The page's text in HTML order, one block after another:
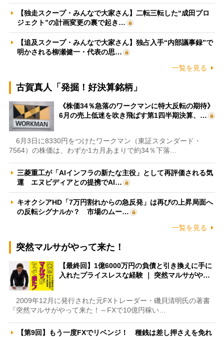
【独走スクープ・みんなで大家さん】二転三転した“成田プロ
ジェクト”の計画変更の裏で起き…
【追及スクープ・みんなで大家さん】独占入手“内部議事録”で
明かされる柳瀬健一・代表の思…
一覧を見る
古賀真人「発掘！好決算銘柄」
《株価34％急落のワークマンに特大反転の期待》
6月の売上低迷を吹き飛ばす第1四半期決算、…
6月3日に8330円をつけたワークマン（東証スタンダード・
7564）の株価は、わずか1カ月あまりで約34％下落…
三菱重工が「AIインフラの新たな主役」として再評価される気
運 エヌビディアとの提携でAI…
キオクシアHD「7万円割れからの急反発」は再びの上昇局面へ
の反転シグナルか？ 市場のムー…
一覧を見る
突然マルサがやって来た！
【最終回】1億6000万円の負債と引き換えに手に
入れたプライスレスな経験 ｜ 突然マルサがや…
2009年12月に発行された元FXトレーダー・磯貝清明氏の著書
『突然マルサがやって来た！～FXで10億円稼い…
【第9回】もう一度FXでリベンジ！ 種銭は差し押さえを免れ